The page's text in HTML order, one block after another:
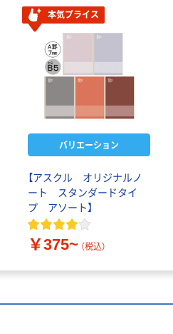
本気プライス
バリエーション
【アスクル オリジナルノ
ート スタンダードタイ
プ アソート】
￥375~ （税込）